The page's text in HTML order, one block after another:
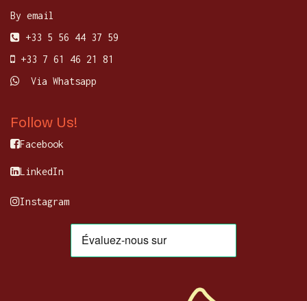
By email
+33 5 56 44 37 59
+33 7 61 46 21 81
Via Whatsapp
Follow Us!
Facebook
LinkedIn
Instagram